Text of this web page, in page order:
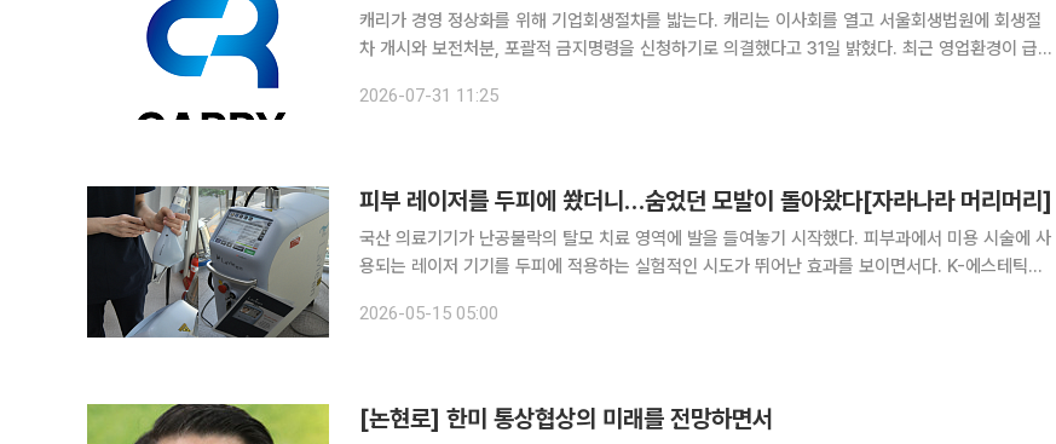
캐리가 경영 정상화를 위해 기업회생절차를 밟는다. 캐리는 이사회를 열고 서울회생법원에 회생절
차 개시와 보전처분, 포괄적 금지명령을 신청하기로 의결했다고 31일 밝혔다. 최근 영업환경이 급격
차를 통해 사업을 유지하는 동시에 계속기업으로서의 가치를 보전하고 신
2026-07-31 11:25
피부 레이저를 두피에 쐈더니…숨었던 모발이 돌아왔다[자라나라 머리머리]
국산 의료기기가 난공불락의 탈모 치료 영역에 발을 들여놓기 시작했다. 피부과에서 미용 시술에 사
용되는 레이저 기기를 두피에 적용하는 실험적인 시도가 뛰어난 효과를 보이면서다. K-에스테틱을
의료기기 ‘라비앙’을 활용해 탈모 치료 시술을 진행하는 의료진을 만나
2026-05-15 05:00
[논현로] 한미 통상협상의 미래를 전망하면서